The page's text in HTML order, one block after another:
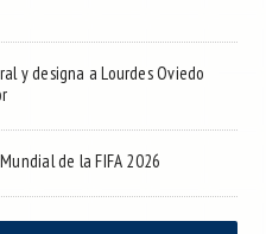
y designa a Lourdes Oviedo
de la FIFA 2026